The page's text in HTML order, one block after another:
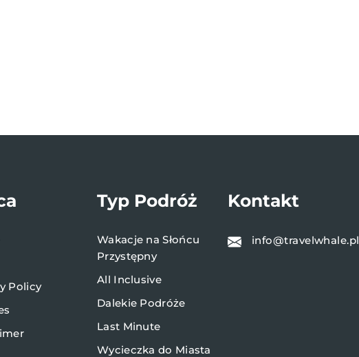
Policy
Typ Podróż
Wakacje na Słońcu
Przystępny
All Inclusive
Dalekie Podróże
Last Minute
Wycieczka do Miasta
Kontakt
info@travelwhale.pl